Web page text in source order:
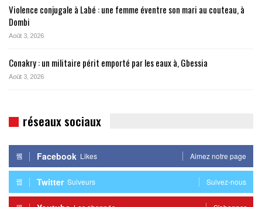
Violence conjugale à Labé : une femme éventre son mari au couteau, à
Dombi
Août 3, 2026
Conakry : un militaire périt emporté par les eaux à, Gbessia
Août 3, 2026
réseaux sociaux
Facebook Likes Aimez notre page
Twitter Suiveurs Suivez-nous